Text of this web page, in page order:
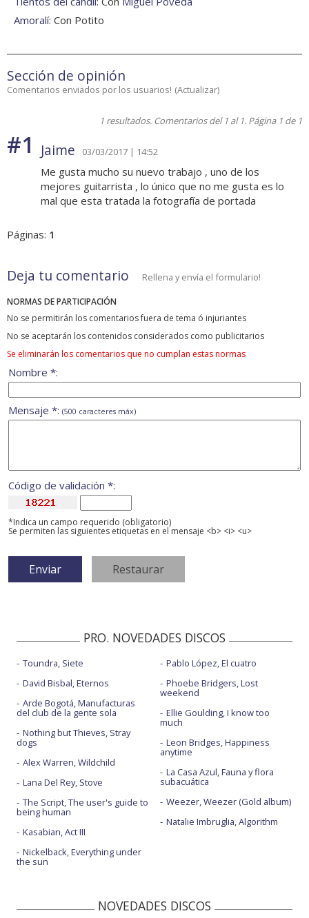
Amoralí: Con Potito
Sección de opinión
Comentarios enviados por los usuarios! (Actualizar)
1 resultados. Comentarios del 1 al 1. Página 1 de 1
#1 Jaime 03/03/2017 | 14:52
Me gusta mucho su nuevo trabajo , uno de los
mejores guitarrista , lo único que no me gusta es lo
mal que esta tratada la fotografía de portada
Páginas: 1
Deja tu comentario Rellena y envía el formulario!
NORMAS DE PARTICIPACIÓN
No se permitirán los comentarios fuera de tema ó injuriantes
No se aceptarán los contenidos considerados como publicitarios
Se eliminarán los comentarios que no cumplan estas normas
Nombre *:
Mensaje *: (500 caracteres máx)
Código de validación *:
*Indica un campo requerido (obligatorio)
Se permiten las siguientes etiquetas en el mensaje <b> <i> <u>
PRO. NOVEDADES DISCOS
Toundra, Siete
David Bisbal, Eternos
Arde Bogotá, Manufacturas
del club de la gente sola
Nothing but Thieves, Stray
dogs
Alex Warren, Wildchild
Lana Del Rey, Stove
The Script, The user's guide to
being human
Kasabian, Act III
Nickelback, Everything under
the sun
Pablo López, El cuatro
Phoebe Bridgers, Lost
weekend
Ellie Goulding, I know too
much
Leon Bridges, Happiness
anytime
La Casa Azul, Fauna y flora
subacuática
Weezer, Weezer (Gold album)
Natalie Imbruglia, Algorithm
NOVEDADES DISCOS